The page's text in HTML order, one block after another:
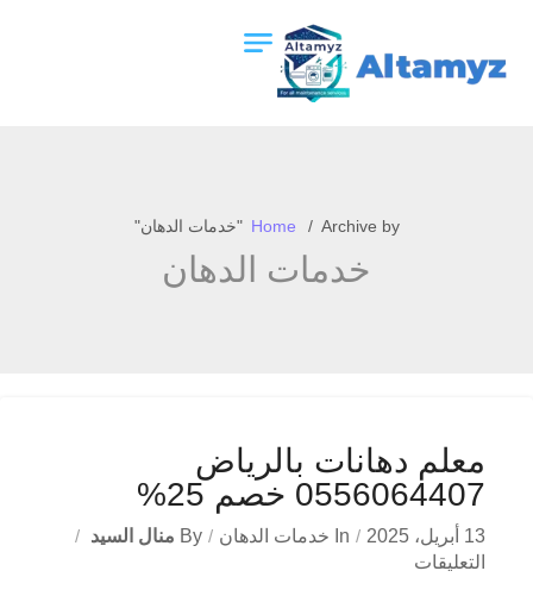
Home Archive by "خدمات الدهان"
خدمات الدهان
معلم دهانات بالرياض
0556064407 خصم 25%
13 أبريل، 2025 In خدمات الدهان By منال السيد
التعليقات